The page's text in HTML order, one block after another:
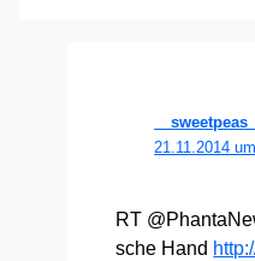
__sweetpeas__
21.11.2014
RT
sche Hand